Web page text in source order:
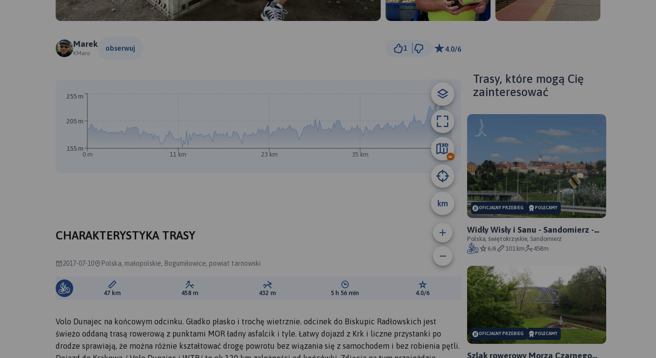
Marek
KMaro
obserwuj 1 4.0/6
5 km
km
0 m 11 km 23 km 35 km 47 km
155 m
205 m
255 m
CHARAKTERYSTYKA TRASY
2017-07-10 Polska, małopolskie, Bogumiłowice, powiat tarnowski
Długość trasy:
47 km Suma przewyższeń:
458 m Suma spadków:
432 m Średni czas potrzebny na pokonanie trasy:
5 h 56 min Ocena trasy:
4.0/6
Volo Dunajec na końcowym odcinku. Gładko płasko i trochę wietrznie. odcinek do Biskupic Radłowskich jest
świeżo oddaną trasą rowerową z punktami MOR ładny asfalcik i tyle. Łatwy dojazd z Krk i liczne przystanki po
drodze sprawiają, że można różnie kształtować drogę powrotu bez wiązania się z samochodem i bez robienia pętli.
Trasy, które mogą Cię
zainteresować
OFICJALNY PRZEBIEG POLECAMY
Widły Wisły i Sanu - Sandomierz -
Zawichost - Annopol - oficjalny
przebieg
Polska, świętokrzyskie, Sandomierz
6/6
101 km 458m
OFICJALNY PRZEBIEG POLECAMY
Szlak rowerowy Morza Czarnego